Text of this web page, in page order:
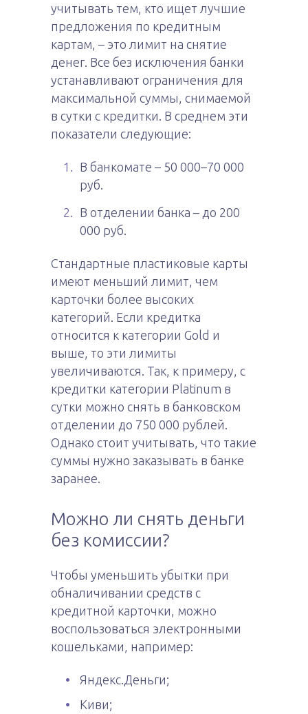
учитывать тем, кто ищет лучшие
предложения по кредитным
картам, – это лимит на снятие
денег. Все без исключения банки
устанавливают ограничения для
максимальной суммы, снимаемой
в сутки с кредитки. В среднем эти
показатели следующие:
В банкомате – 50 000–70 000
руб.
В отделении банка – до 200
000 руб.
Стандартные пластиковые карты
имеют меньший лимит, чем
карточки более высоких
категорий. Если кредитка
относится к категории Gold и
выше, то эти лимиты
увеличиваются. Так, к примеру, с
кредитки категории Platinum в
сутки можно снять в банковском
отделении до 750 000 рублей.
Однако стоит учитывать, что такие
суммы нужно заказывать в банке
заранее.
Можно ли снять деньги
без комиссии?
Чтобы уменьшить убытки при
обналичивании средств с
кредитной карточки, можно
воспользоваться электронными
кошельками, например:
Яндекс.Деньги;
Киви;